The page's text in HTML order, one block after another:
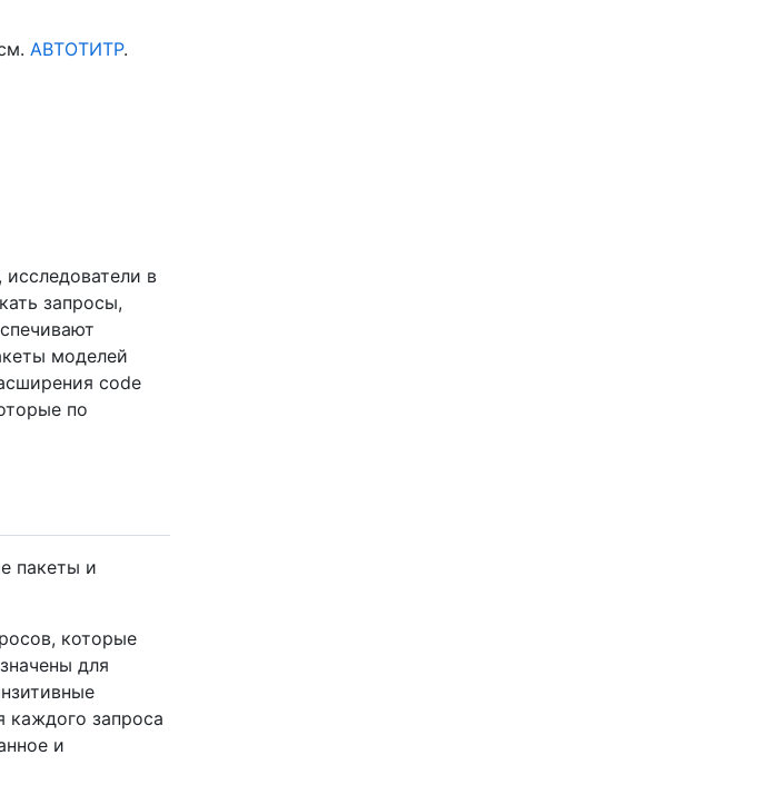
АВТОТИТР.
в
запросы,
моделей
code
по
пакеты и
которые
для
каждого запроса
и